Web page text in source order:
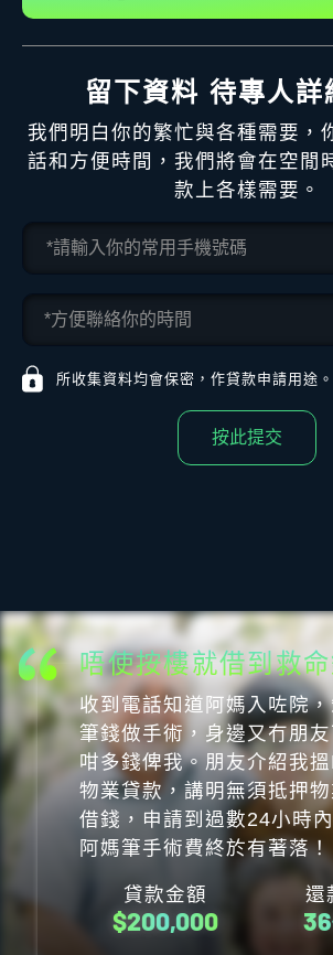
留下資料 待專人詳
我們明白你的繁忙與各種需要，
話和方便時間，我們將會在空閒
款上各樣需要。
所收集資料均會保密，作貸款申請用途。
按此提交
個仔結婚要得體
見到個仔終於要娶老婆
好好睇睇。上網見到K
契同按樓就可以借錢，
任何隱藏收費，第二日
手。
貸款金額
$100,000